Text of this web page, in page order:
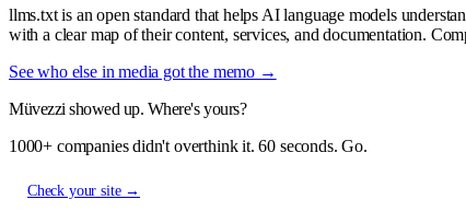
llms.txt is an open standard that helps AI language models
with a clear map of their content, services, and documentation.
See who else in media got the memo →
Müvezzi showed up. Where's yours?
1000+ companies didn't overthink it. 60 seconds. Go.
Check your site →